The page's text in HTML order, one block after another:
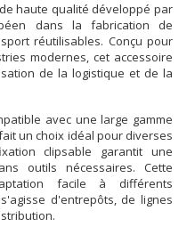
haute qualité développé par
dans la fabrication de
réutilisables. Conçu pour
modernes, cet accessoire
de la logistique et de la
avec une large gamme
un choix idéal pour diverses
clipsable garantit une
outils nécessaires. Cette
facile à différents
d'entrepôts, de lignes